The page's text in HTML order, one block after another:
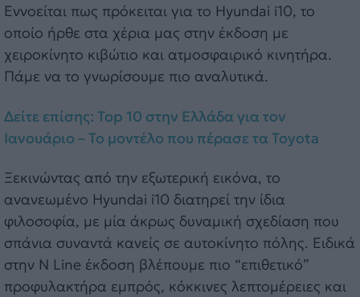
Εννοείται πως πρόκειται για το Hyundai i10, το
οποίο ήρθε στα χέρια μας στην έκδοση με
χειροκίνητο κιβώτιο και ατμοσφαιρικό κινητήρα.
Πάμε να το γνωρίσουμε πιο αναλυτικά.
Δείτε επίσης: Τοp 10 στην Ελλάδα για τον
Ιανουάριο – Το μοντέλο που πέρασε τα Toyota
Ξεκινώντας από την εξωτερική εικόνα, το
ανανεωμένο Hyundai i10 διατηρεί την ίδια
φιλοσοφία, με μία άκρως δυναμική σχεδίαση που
σπάνια συναντά κανείς σε αυτοκίνητο πόλης. Ειδικά
στην N Line έκδοση βλέπουμε πιο “επιθετικό”
προφυλακτήρα εμπρός, κόκκινες λεπτομέρειες και